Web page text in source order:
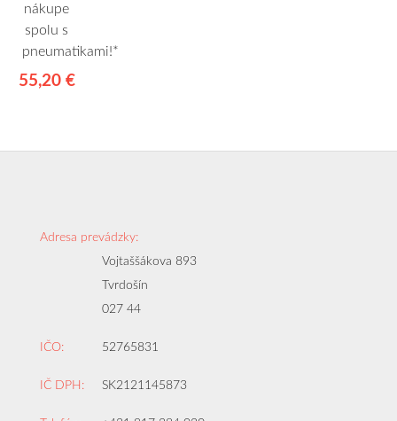
nákupe
spolu s
pneumatikami!*
55,20 €
Adresa prevádzky:
Vojtaššákova 893
Tvrdošín
027 44
IČO: 52765831
IČ DPH: SK2121145873